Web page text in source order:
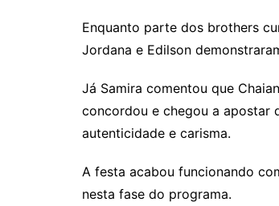
Enquanto parte dos brothers
Jordana e Edilson
Já Samira comentou que
concordou e chegou a apostar
autenticidade e carisma.
A festa acabou funcionando
nesta fase do programa.